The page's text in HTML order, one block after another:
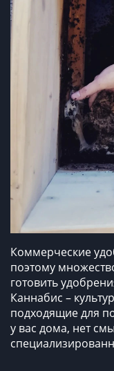
Коммерческие
поэтому
готовить
Каннабис –
подходящие для
у вас дома, нет